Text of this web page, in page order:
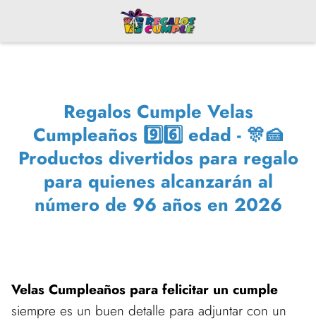
Regalos Cumple Velas
Cumpleaños 9️⃣6️⃣ edad - 🎊🍰
Productos divertidos para regalo
para quienes alcanzarán al
número de 96 años en 2026
Velas Cumpleaños para felicitar un cumple
siempre es un buen detalle para adjuntar con un